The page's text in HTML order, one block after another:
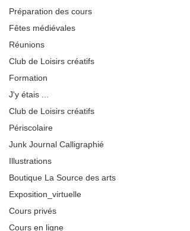
Préparation des cours
Fêtes médiévales
Réunions
Club de Loisirs créatifs
Formation
J'y étais ...
Club de Loisirs créatifs
Périscolaire
Junk Journal Calligraphié
Illustrations
Boutique La Source des arts
Exposition_virtuelle
Cours privés
Cours en ligne